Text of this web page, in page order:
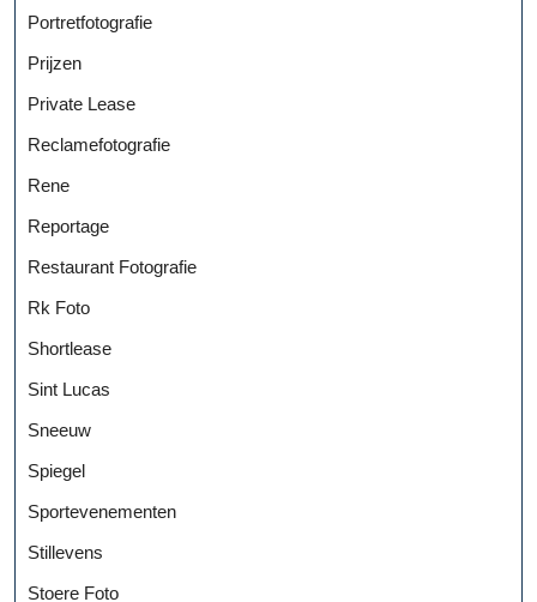
Portretfotografie
Prijzen
Private Lease
Reclamefotografie
Rene
Reportage
Restaurant Fotografie
Rk Foto
Shortlease
Sint Lucas
Sneeuw
Spiegel
Sportevenementen
Stillevens
Stoere Foto